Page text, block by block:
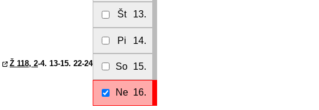
Ž 118, 2-4. 13-15. 22-24
Št 13.
Pi 14.
So 15.
Ne 16.